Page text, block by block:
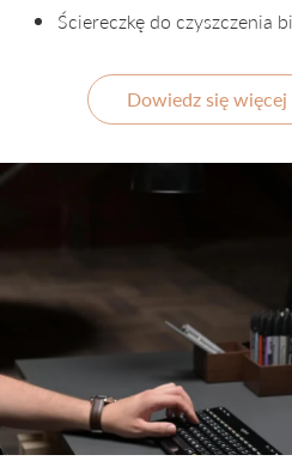
Ściereczkę do czyszczenia
Dowiedz się